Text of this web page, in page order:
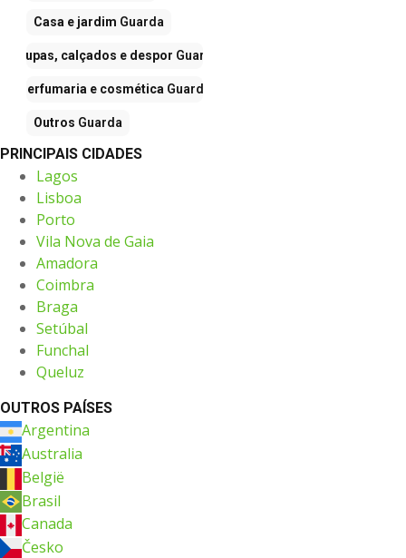
Casa e jardim Guarda
Roupas, calçados e despor Guarda
Perfumaria e cosmética Guarda
Outros Guarda
PRINCIPAIS CIDADES
Lagos
Lisboa
Porto
Vila Nova de Gaia
Amadora
Coimbra
Braga
Setúbal
Funchal
Queluz
OUTROS PAÍSES
Argentina
Australia
België
Brasil
Canada
Česko